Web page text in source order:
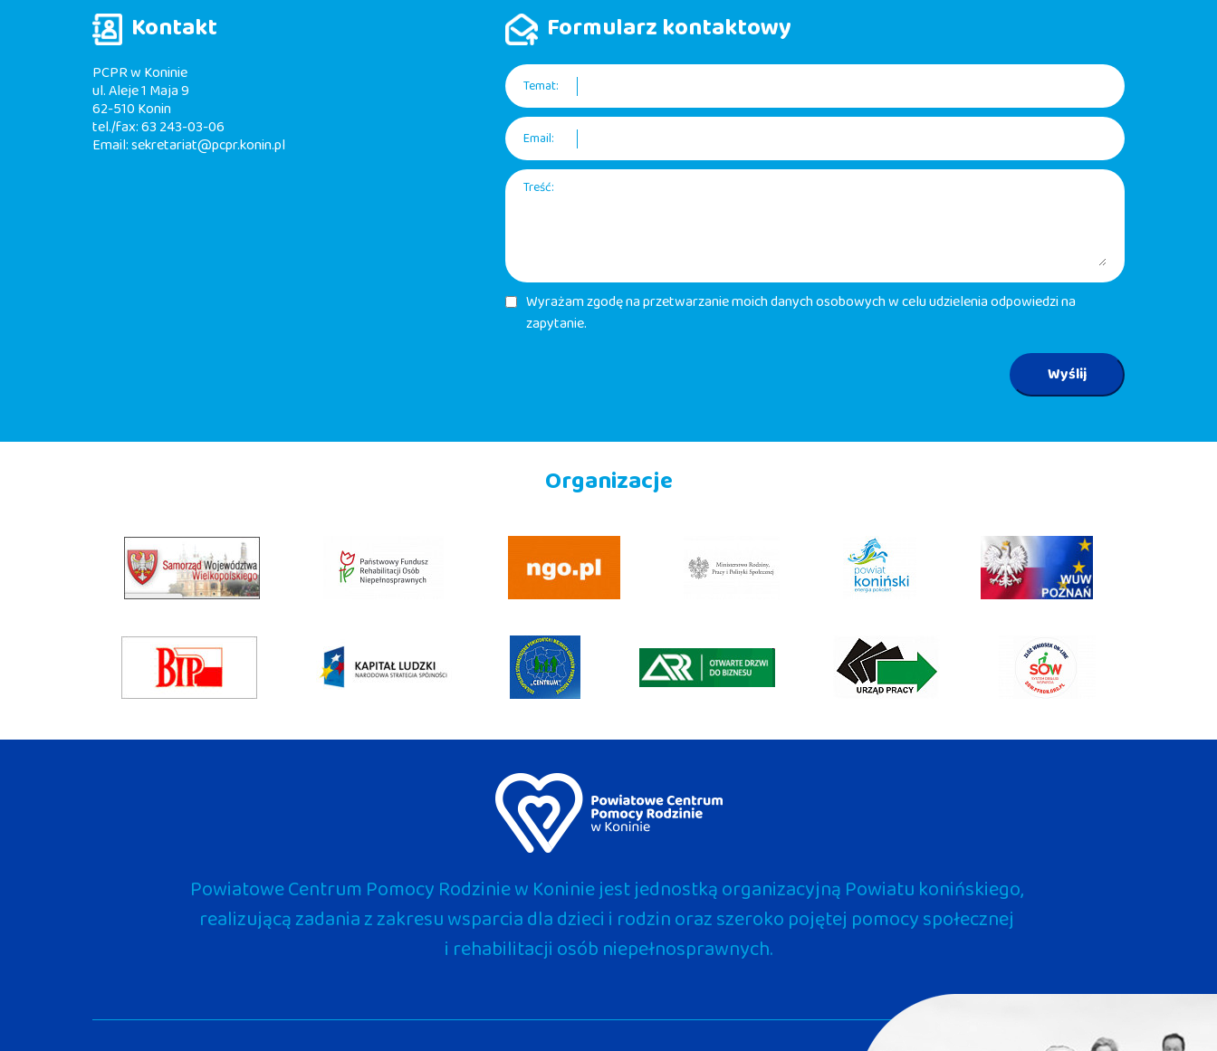
Kontakt
PCPR w Koninie
ul. Aleje 1 Maja 9
62-510 Konin
tel./fax: 63 243-03-06
Email:sekretariat@pcpr.konin.pl
Formularz kontaktowy
Temat:
Email:
Treść:
Wyrażam zgodę na przetwarzanie moich danych osobowych w celu udzielenia odpowiedzi na
zapytanie.
Wyślij
Organizacje
Powiatowe Centrum Pomocy Rodzinie w Koninie jest jednostką organizacyjną Powiatu konińskiego,
realizującą zadania z zakresu wsparcia dla dzieci i rodzin oraz szeroko pojętej pomocy społecznej
i rehabilitacji osób niepełnosprawnych.